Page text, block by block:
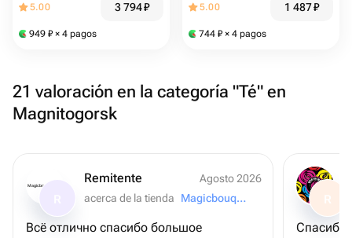
5.00 3 794₽
949 ₽ × 4 pagos
5.00 1 487₽
744 ₽ × 4 pagos
21 valoración en la categoría "Té" en
Magnitogorsk
Magicbouquet174 Remitente
Agosto 2026
acerca de la tienda
Magicbouquet174
Всё отлично спасибо большое
R
Спасибо